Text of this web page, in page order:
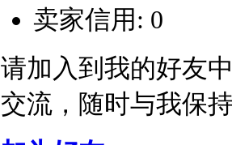
卖家信用: 0
请加入到我的好友
交流，随时与我保